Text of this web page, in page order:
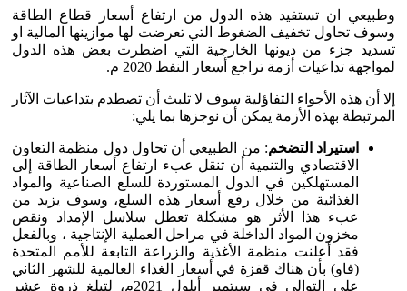
وطبيعي ان تستفيد هذه الدول من ارتفاع أسعار قطاع الطاقة
وسوف تحاول تخفيف الضغوط التي تعرضت لها موازينها المالية او
تسديد جزء من ديونها الخارجية التي اضطرت بعض هذه الدول
لمواجهة تداعيات أزمة تراجع أسعار النفط 2020 م.
إلا أن هذه الأجواء التفاؤلية سوف لا تلبث أن تصطدم بتداعيات الآثار
المرتبطة بهذه الأزمة يمكن أن نوجزها بما يلي:
استيراد التضخم: من الطبيعي أن تحاول دول منظمة التعاون
الاقتصادي والتنمية أن تنقل عبء ارتفاع أسعار الطاقة إلى
المستهلكين في الدول المستوردة للسلع الصناعية والمواد
الغذائية من خلال رفع أسعار هذه السلع، وسوف يزيد من
عبء هذا الأثر هو مشكلة تعطل سلاسل الإمداد ونقص
مخزون المواد الداخلة في مراحل العملية الإنتاجية ، وبالفعل
فقد أعلنت منظمة الأغذية والزراعة التابعة للأمم المتحدة
(فاو) بأن هناك قفزة في أسعار الغذاء العالمية للشهر الثاني
على التوالي في سبتمبر أيلول 2021م، لتبلغ ذروة عشر